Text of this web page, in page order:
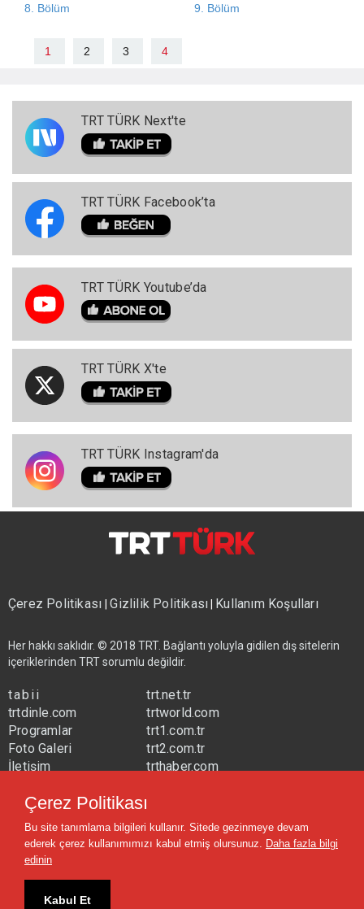
8. Bölüm 9. Bölüm
1 2 3 4
TRT TÜRK Next'te
TRT TÜRK Facebook’ta
TRT TÜRK Youtube’da
TRT TÜRK X'te
TRT TÜRK Instagram'da
Çerez Politikası|Gizlilik Politikası| Kullanım Koşulları
Her hakkı saklıdır. © 2018 TRT. Bağlantı yoluyla gidilen dış sitelerin
içeriklerinden TRT sorumlu değildir.
tabii
trtdinle.com
Programlar
Foto Galeri
İletişim
trt.net.tr
trtworld.com
trt1.com.tr
trt2.com.tr
trthaber.com
trtavaz.com.tr
trtmuzik.net.tr
trtcocuk.net.tr
Çerez Politikası
Bu site tanımlama bilgileri kullanır. Sitede gezinmeye devam
ederek çerez kullanımımızı kabul etmiş olursunuz. Daha fazla bilgi
edinin
Kabul Et